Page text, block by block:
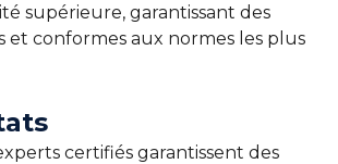
supérieure, garantissant des
et conformes aux normes les plus
certifiés garantissent des